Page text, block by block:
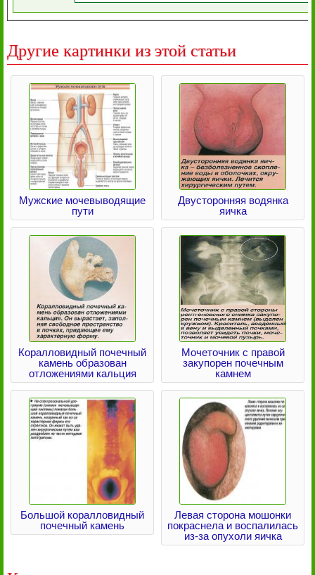
Другие картинки из этой статьи
Мужские мочевыводящие
пути
Двусторонняя водянка
яичка
Коралловидный почечный
камень образован
отложениями кальция
Мочеточник с правой
закупорен почечным
камнем
Большой коралловидный
почечный камень
Левая сторона мошонки
покраснела и воспалилась
из-за опухоли яичка